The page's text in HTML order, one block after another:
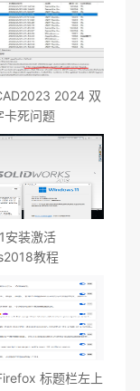
2024 双
卡死问题
安装激活
教程
标题栏左上